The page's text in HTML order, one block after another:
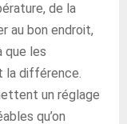
de la
au bon endroit,
que les
la différence.
un réglage
qu’on